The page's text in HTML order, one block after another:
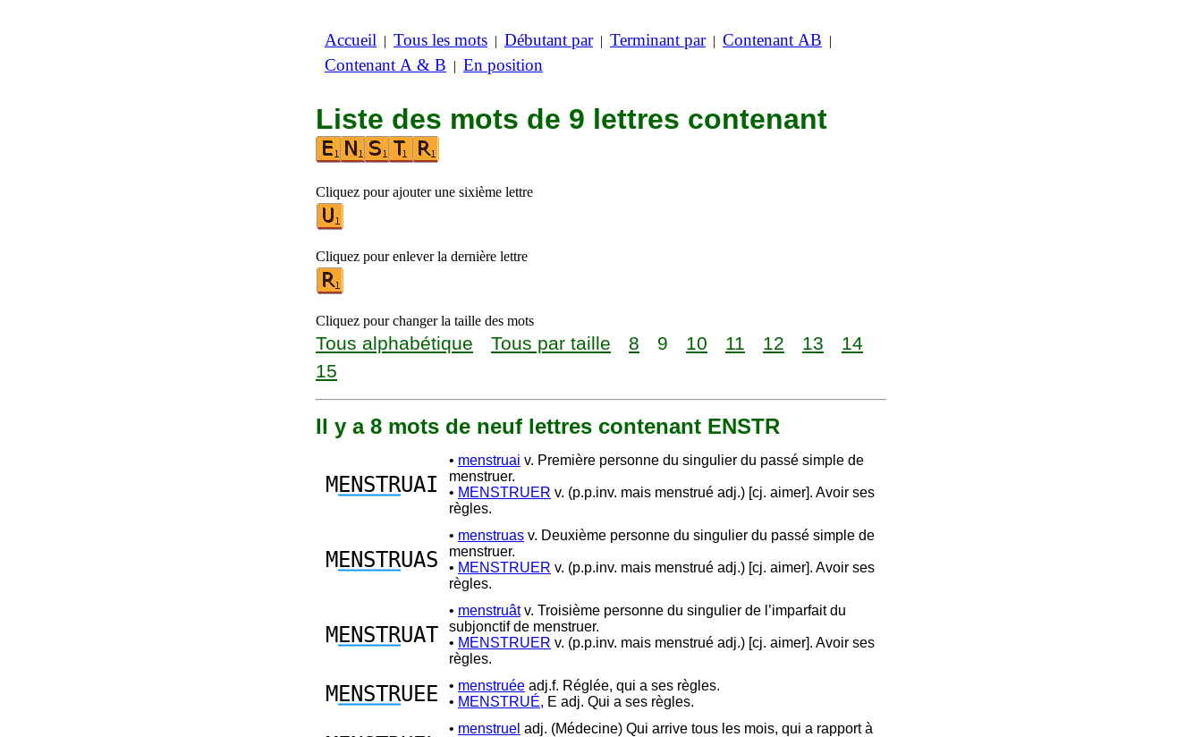
Accueil | Tous les mots | Débutant par| Terminant par| Contenant AB |
Contenant A & B | En position
Liste des mots de 9 lettres contenant
Cliquez pour ajouter une sixième lettre
Cliquez pour enlever la dernière lettre
Cliquez pour changer la taille des mots
Tous alphabétique Tous par taille 8 9 10 11 12 13
14
15
Il y a 8 mots de neuf lettres contenant ENSTR
M ENSTRUAI
• menstruai v. Première personne du singulier du passé simple de
menstruer.
• MENSTRUER v. (p.p.inv. mais menstrué adj.) [cj. aimer]. Avoir ses
règles.
M ENSTRUAS
• menstruas v. Deuxième personne du singulier du passé simple de
menstruer.
• MENSTRUER v. (p.p.inv. mais menstrué adj.) [cj. aimer]. Avoir ses
règles.
M ENSTRUAT
• menstruâtv. Troisième personne du singulier de l’imparfait du
subjonctif de menstruer.
• MENSTRUER v. (p.p.inv. mais menstrué adj.) [cj. aimer]. Avoir ses
règles.
M ENSTRUEE • menstruée adj.f. Réglée, qui a ses règles.
• MENSTRUÉ, E adj. Qui a ses règles.
• menstruel adj. (Médecine) Qui arrive tous les mois, qui a rapport à